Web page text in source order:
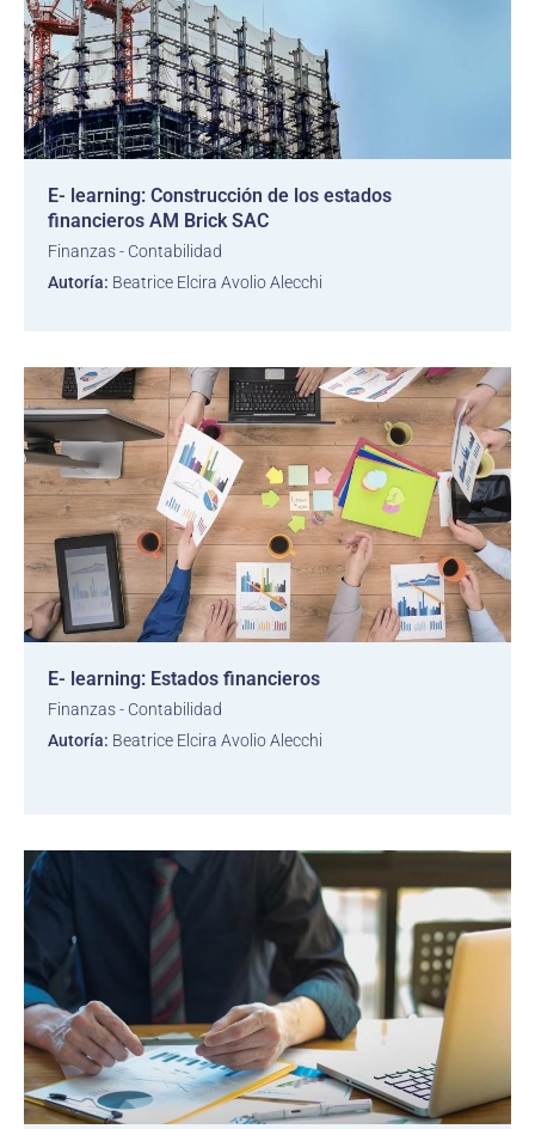
E- learning: Construcción de los estados
financieros AM Brick SAC
Finanzas - Contabilidad
Autoría: Beatrice Elcira Avolio Alecchi
E- learning: Estados financieros
Finanzas - Contabilidad
Autoría: Beatrice Elcira Avolio Alecchi